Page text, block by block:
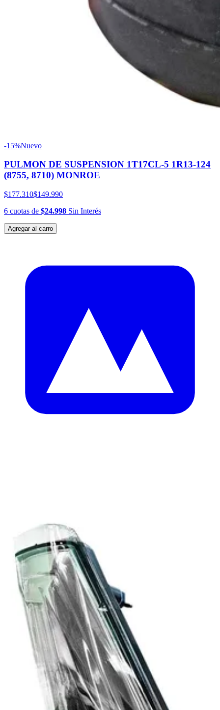
-15%Nuevo
PULMON DE SUSPENSION 1T17CL-5 1R13-124
(8755, 8710) MONROE
$177.310$149.990
6 cuotas de $24.998 Sin Interés
Agregar al carro